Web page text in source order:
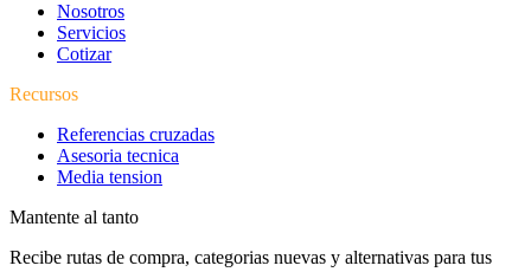
Nosotros
Servicios
Cotizar
Recursos
Referencias cruzadas
Asesoria tecnica
Media tension
Mantente al tanto
Recibe rutas de compra, categorias nuevas y alternativas para tus